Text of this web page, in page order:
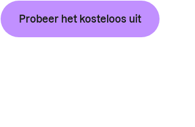
Probeer het kosteloos uit